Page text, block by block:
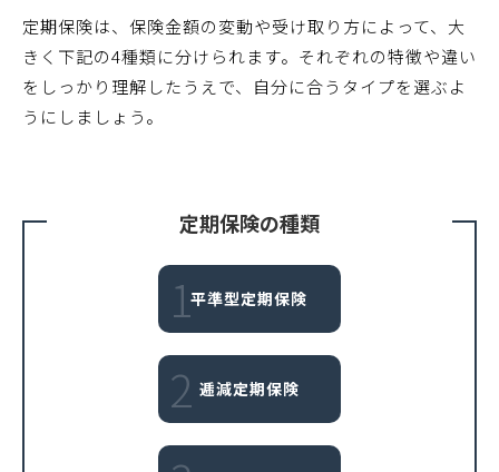
定期保険は、保険金額の変動や受け取り方によって、大
きく下記の4種類に分けられます。それぞれの特徴や違い
をしっかり理解したうえで、自分に合うタイプを選ぶよ
うにしましょう。
定期保険の種類
1平準型定期保険
2 逓減定期保険